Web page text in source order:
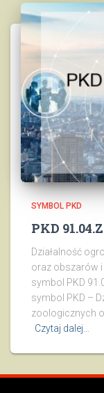
SYMBOL PKD
PKD
Działalność
oraz obszarów
symbol PKD
symbol PKD –
zoologicznych
Czytaj dalej…